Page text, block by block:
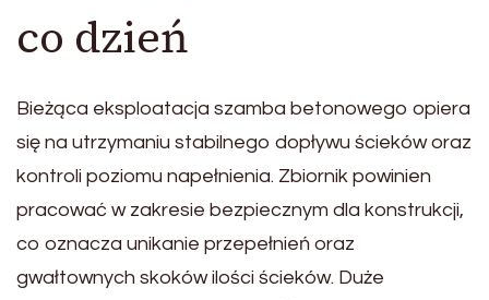
co dzień
Bieżąca eksploatacja szamba betonowego opiera
się na utrzymaniu stabilnego dopływu ścieków oraz
kontroli poziomu napełnienia. Zbiornik powinien
pracować w zakresie bezpiecznym dla konstrukcji,
co oznacza unikanie przepełnień oraz
gwałtownych skoków ilości ścieków. Duże